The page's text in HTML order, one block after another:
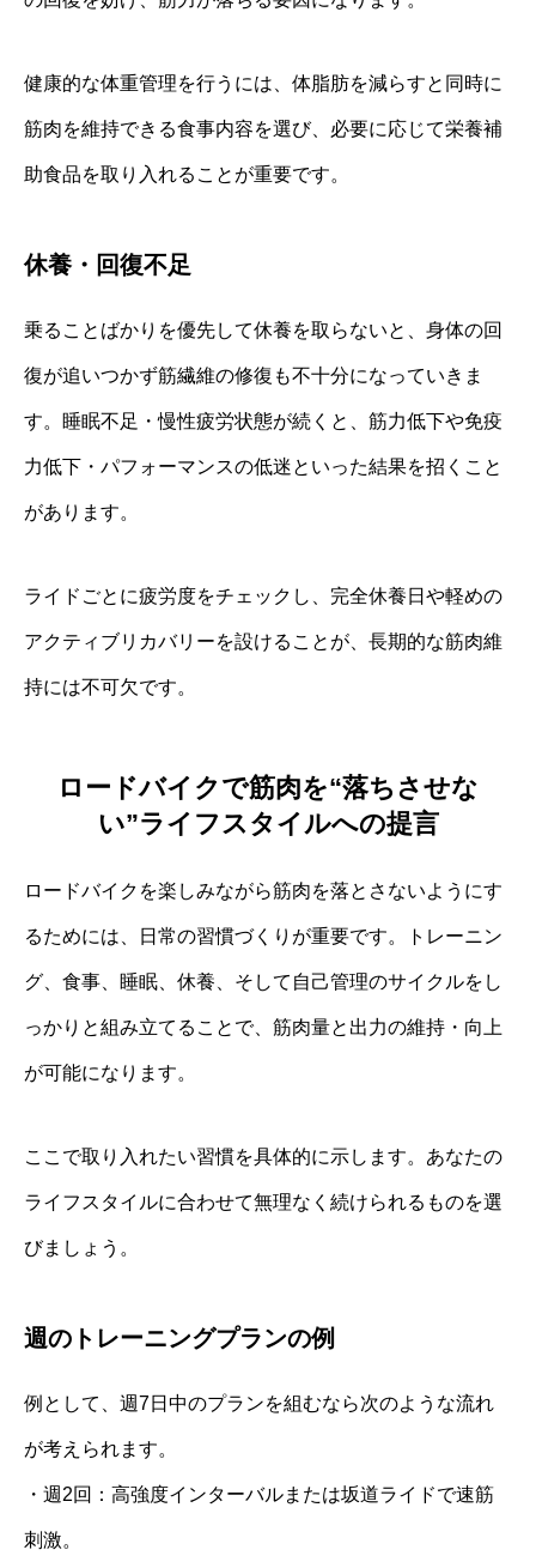
健康的な体重管理を行うには、体脂肪を減らすと同時に
筋肉を維持できる食事内容を選び、必要に応じて栄養補
助食品を取り入れることが重要です。
休養・回復不足
乗ることばかりを優先して休養を取らないと、身体の回
復が追いつかず筋繊維の修復も不十分になっていきま
す。睡眠不足・慢性疲労状態が続くと、筋力低下や免疫
力低下・パフォーマンスの低迷といった結果を招くこと
があります。
ライドごとに疲労度をチェックし、完全休養日や軽めの
アクティブリカバリーを設けることが、長期的な筋肉維
持には不可欠です。
ロードバイクで筋肉を“落ちさせな
い”ライフスタイルへの提言
ロードバイクを楽しみながら筋肉を落とさないようにす
るためには、日常の習慣づくりが重要です。トレーニン
グ、食事、睡眠、休養、そして自己管理のサイクルをし
っかりと組み立てることで、筋肉量と出力の維持・向上
が可能になります。
ここで取り入れたい習慣を具体的に示します。あなたの
ライフスタイルに合わせて無理なく続けられるものを選
びましょう。
週のトレーニングプランの例
例として、週7日中のプランを組むなら次のような流れ
が考えられます。
・週2回：高強度インターバルまたは坂道ライドで速筋
刺激。